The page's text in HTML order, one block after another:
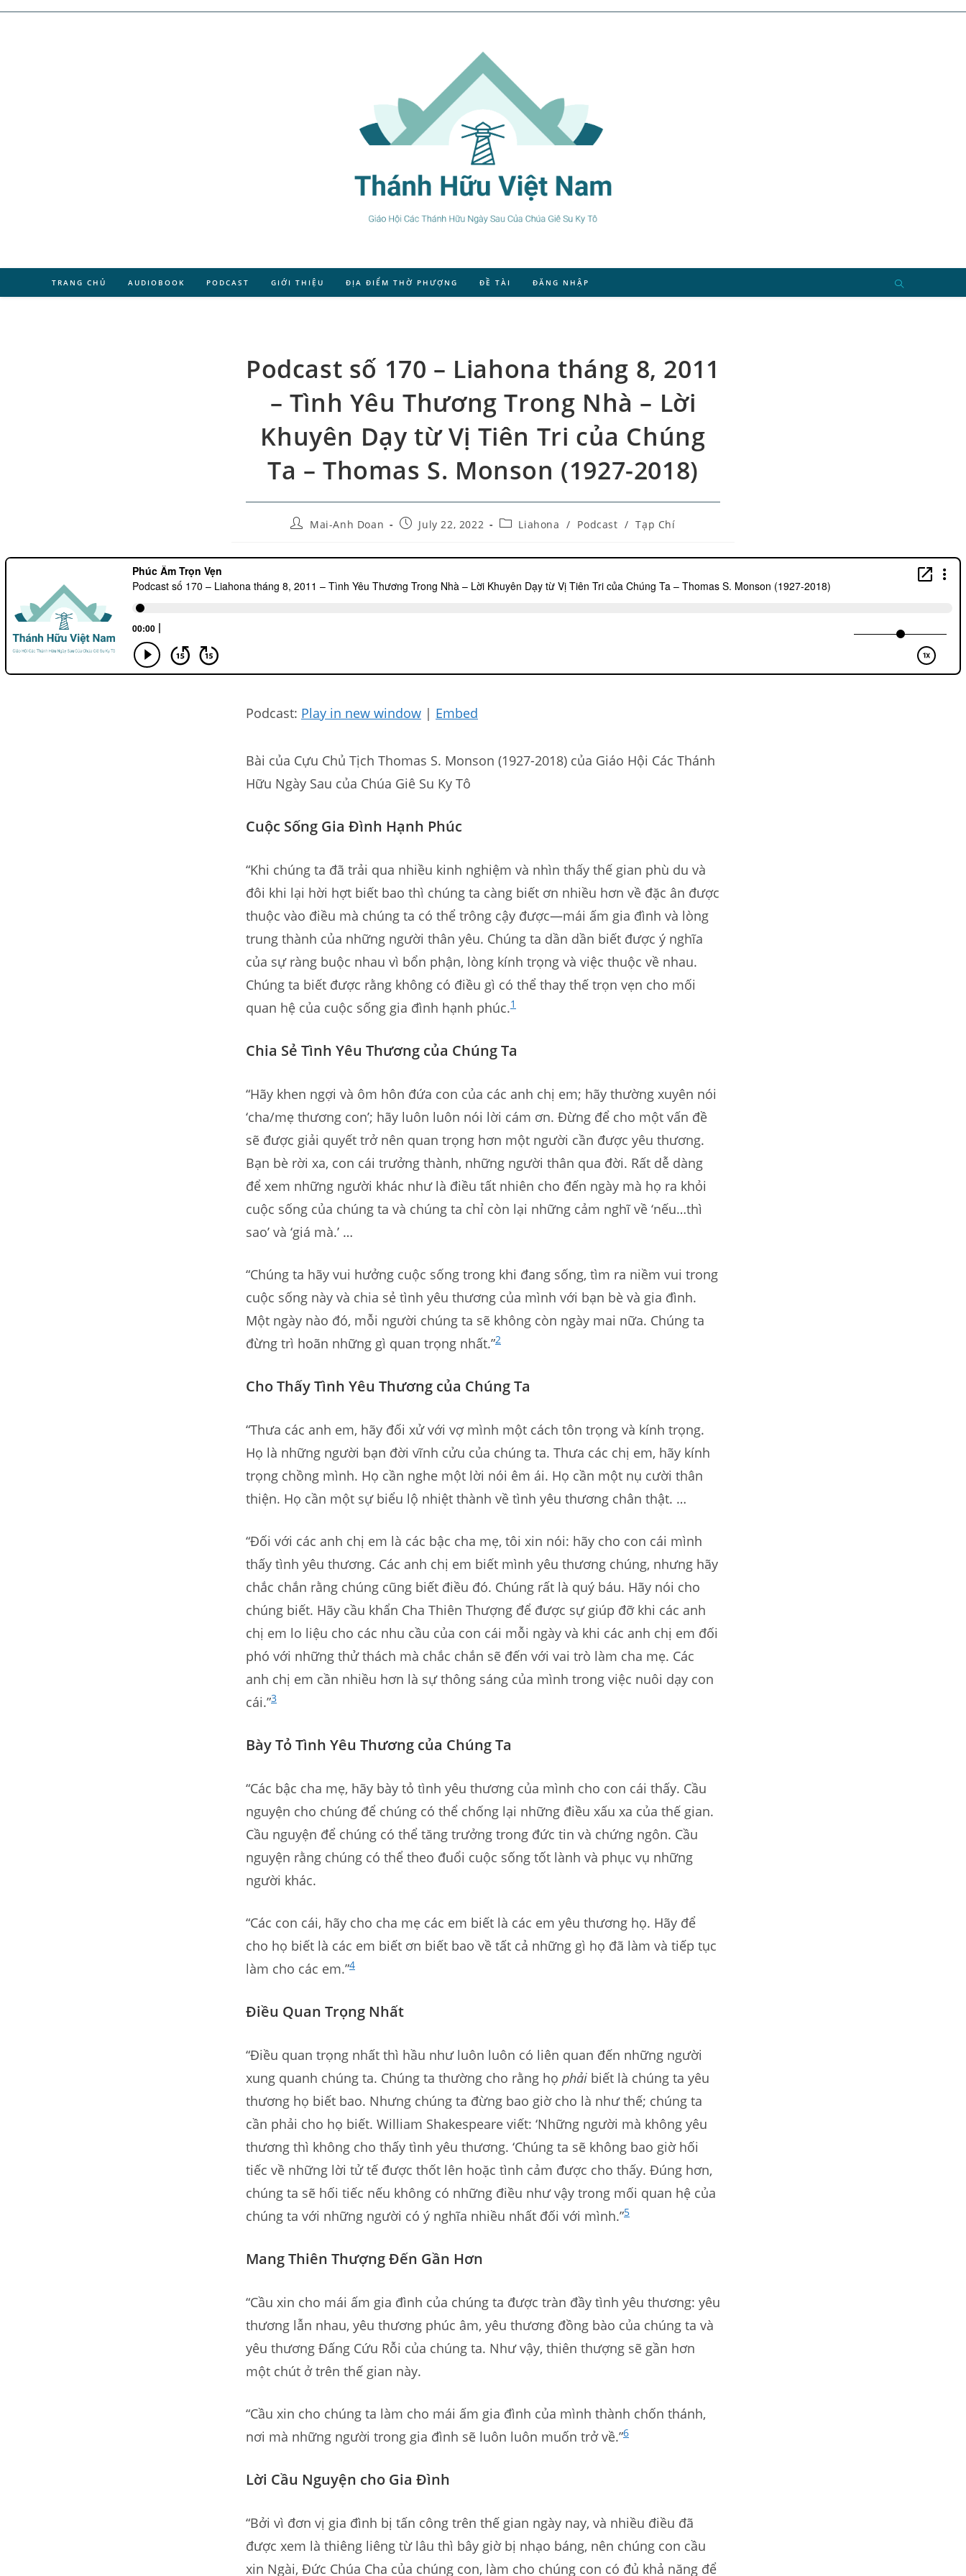
TRANG CHỦ AUDIOBOOK PODCAST GIỚI THIỆU ĐỊA ĐIỂM THỜ PHƯỢNG ĐỀ TÀI ĐĂNG NHẬP
Podcast số 170 – Liahona tháng 8, 2011
– Tình Yêu Thương Trong Nhà – Lời
Khuyên Dạy từ Vị Tiên Tri của Chúng
Ta – Thomas S. Monson (1927-2018)
Mai-Anh Doan July 22, 2022 Liahona / Podcast / Tạp Chí
Podcast: Play in new window | Embed
Bài của Cựu Chủ Tịch Thomas S. Monson (1927-2018) của Giáo Hội Các Thánh
Hữu Ngày Sau của Chúa Giê Su Ky Tô
Cuộc Sống Gia Đình Hạnh Phúc
“Khi chúng ta đã trải qua nhiều kinh nghiệm và nhìn thấy thế gian phù du và
đôi khi lại hời hợt biết bao thì chúng ta càng biết ơn nhiều hơn về đặc ân được
thuộc vào điều mà chúng ta có thể trông cậy được—mái ấm gia đình và lòng
trung thành của những người thân yêu. Chúng ta dần dần biết được ý nghĩa
của sự ràng buộc nhau vì bổn phận, lòng kính trọng và việc thuộc về nhau.
Chúng ta biết được rằng không có điều gì có thể thay thế trọn vẹn cho mối
quan hệ của cuộc sống gia đình hạnh phúc.1
Chia Sẻ Tình Yêu Thương của Chúng Ta
“Hãy khen ngợi và ôm hôn đứa con của các anh chị em; hãy thường xuyên nói
‘cha/mẹ thương con’; hãy luôn luôn nói lời cám ơn. Đừng để cho một vấn đề
sẽ được giải quyết trở nên quan trọng hơn một người cần được yêu thương.
Bạn bè rời xa, con cái trưởng thành, những người thân qua đời. Rất dễ dàng
để xem những người khác như là điều tất nhiên cho đến ngày mà họ ra khỏi
cuộc sống của chúng ta và chúng ta chỉ còn lại những cảm nghĩ về ‘nếu…thì
sao’ và ‘giá mà.’ …
“Chúng ta hãy vui hưởng cuộc sống trong khi đang sống, tìm ra niềm vui trong
cuộc sống này và chia sẻ tình yêu thương của mình với bạn bè và gia đình.
Một ngày nào đó, mỗi người chúng ta sẽ không còn ngày mai nữa. Chúng ta
đừng trì hoãn những gì quan trọng nhất.”2
Cho Thấy Tình Yêu Thương của Chúng Ta
“Thưa các anh em, hãy đối xử với vợ mình một cách tôn trọng và kính trọng.
Họ là những người bạn đời vĩnh cửu của chúng ta. Thưa các chị em, hãy kính
trọng chồng mình. Họ cần nghe một lời nói êm ái. Họ cần một nụ cười thân
thiện. Họ cần một sự biểu lộ nhiệt thành về tình yêu thương chân thật. …
“Đối với các anh chị em là các bậc cha mẹ, tôi xin nói: hãy cho con cái mình
thấy tình yêu thương. Các anh chị em biết mình yêu thương chúng, nhưng hãy
chắc chắn rằng chúng cũng biết điều đó. Chúng rất là quý báu. Hãy nói cho
chúng biết. Hãy cầu khẩn Cha Thiên Thượng để được sự giúp đỡ khi các anh
chị em lo liệu cho các nhu cầu của con cái mỗi ngày và khi các anh chị em đối
phó với những thử thách mà chắc chắn sẽ đến với vai trò làm cha mẹ. Các
anh chị em cần nhiều hơn là sự thông sáng của mình trong việc nuôi dạy con
cái.”3
Bày Tỏ Tình Yêu Thương của Chúng Ta
“Các bậc cha mẹ, hãy bày tỏ tình yêu thương của mình cho con cái thấy. Cầu
nguyện cho chúng để chúng có thể chống lại những điều xấu xa của thế gian.
Cầu nguyện để chúng có thể tăng trưởng trong đức tin và chứng ngôn. Cầu
nguyện rằng chúng có thể theo đuổi cuộc sống tốt lành và phục vụ những
người khác.
“Các con cái, hãy cho cha mẹ các em biết là các em yêu thương họ. Hãy để
cho họ biết là các em biết ơn biết bao về tất cả những gì họ đã làm và tiếp tục
làm cho các em.”4
Điều Quan Trọng Nhất
“Điều quan trọng nhất thì hầu như luôn luôn có liên quan đến những người
xung quanh chúng ta. Chúng ta thường cho rằng họ phải biết là chúng ta yêu
thương họ biết bao. Nhưng chúng ta đừng bao giờ cho là như thế; chúng ta
cần phải cho họ biết. William Shakespeare viết: ‘Những người mà không yêu
thương thì không cho thấy tình yêu thương. ‘Chúng ta sẽ không bao giờ hối
tiếc về những lời tử tế được thốt lên hoặc tình cảm được cho thấy. Đúng hơn,
chúng ta sẽ hối tiếc nếu không có những điều như vậy trong mối quan hệ của
chúng ta với những người có ý nghĩa nhiều nhất đối với mình.”5
Mang Thiên Thượng Đến Gần Hơn
“Cầu xin cho mái ấm gia đình của chúng ta được tràn đầy tình yêu thương: yêu
thương lẫn nhau, yêu thương phúc âm, yêu thương đồng bào của chúng ta và
yêu thương Đấng Cứu Rỗi của chúng ta. Như vậy, thiên thượng sẽ gần hơn
một chút ở trên thế gian này.
“Cầu xin cho chúng ta làm cho mái ấm gia đình của mình thành chốn thánh,
nơi mà những người trong gia đình sẽ luôn luôn muốn trở về.”6
Lời Cầu Nguyện cho Gia Đình
“Bởi vì đơn vị gia đình bị tấn công trên thế gian ngày nay, và nhiều điều đã
được xem là thiêng liêng từ lâu thì bây giờ bị nhạo báng, nên chúng con cầu
xin Ngài, Đức Chúa Cha của chúng con, làm cho chúng con có đủ khả năng để